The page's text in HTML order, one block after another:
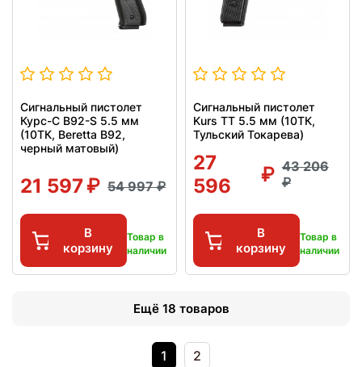
Сигнальный пистолет
Курс-С B92-S 5.5 мм
(10ТК, Beretta B92,
черный матовый)
21 597 54 997
В
корзину
Товар в
наличии
Сигнальный пистолет
Kurs ТТ 5.5 мм (10ТК,
Тульский Токарева)
27
596
43 206
В
корзину
Товар в
наличии
Ещё 18 товаров
1 2